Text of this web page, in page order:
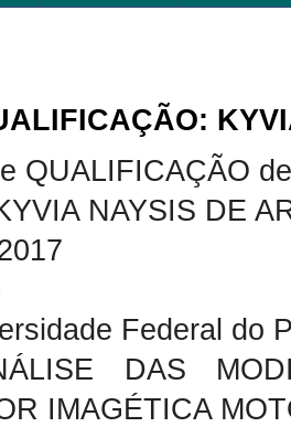
QUALIFICAÇÃO
NAYSIS DE
Federal do
DAS
IMAGÉTICA